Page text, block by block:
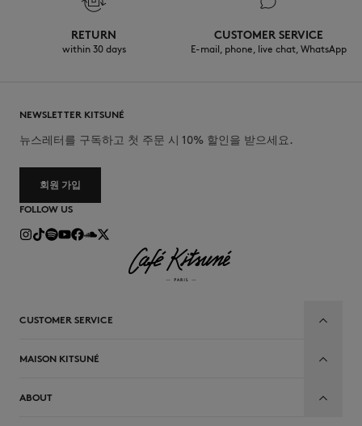
RETURN
within 30 days
CUSTOMER SERVICE
E-mail, phone, live chat, WhatsApp
NEWSLETTER KITSUNÉ
뉴스레터를 구독하고 첫 주문 시 10% 할인을 받으세요.
회원 가입
FOLLOW US
CUSTOMER SERVICE
MAISON KITSUNÉ
ABOUT